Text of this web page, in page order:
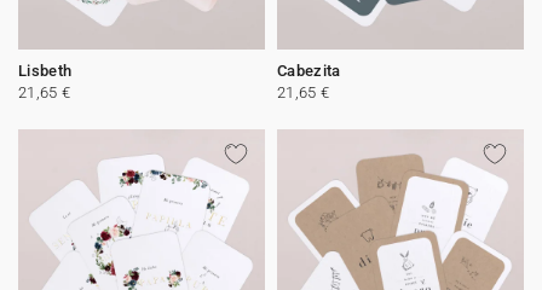
Lisbeth
21,65 €
Cabezita
21,65 €